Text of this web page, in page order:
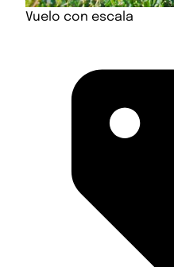
Vuelo con escala